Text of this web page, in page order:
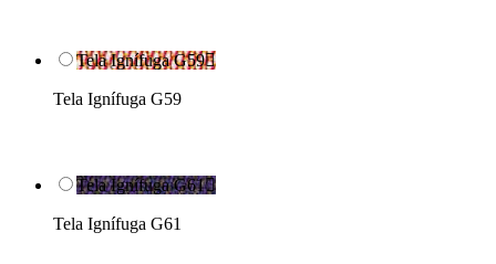
Tela Ignífuga G59
Tela Ignífuga G59
Tela Ignífuga G61
Tela Ignífuga G61